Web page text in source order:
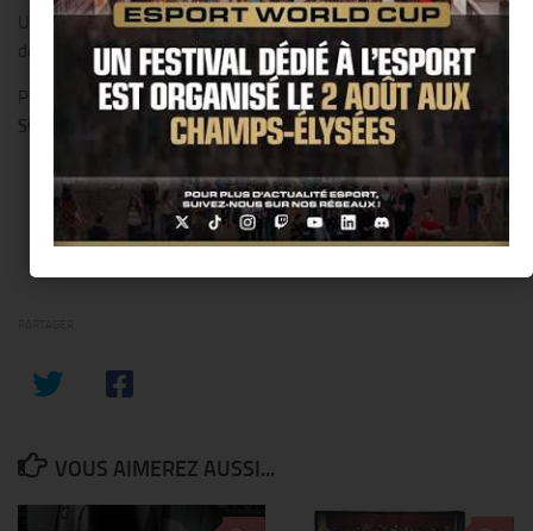
Une série de photos réalisée par Jean Louis Losi révélant des
détails de sculpture accompagnera cette présentation.
Pour plus d’informations, vous pouvez vous rendre sur le site
SOPHIE-VERGER.com
VOUS AIMEREZ AUSSI...